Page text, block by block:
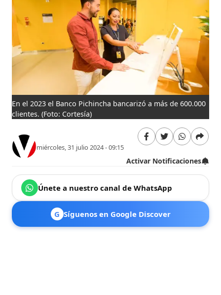
En el 2023 el Banco Pichincha bancarizó a más de 600.000
clientes. (Foto: Cortesía)
miércoles, 31 julio 2024 - 09:15
Activar Notificaciones
Únete a nuestro canal de WhatsApp
G Síguenos en Google Discover